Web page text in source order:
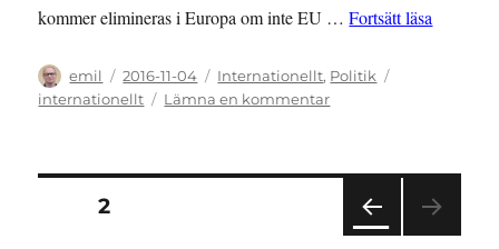
kommer elimineras i Europa om inte EU …Fortsätt läsa
Författare
emil
Publicerat
den
2016-11-04 Kategorier
Internationellt, Politik
internationellt
Lämna en kommentartill
EESK
föreslår
Sidnumrering
SIDA2